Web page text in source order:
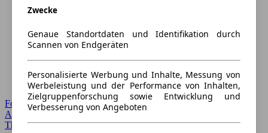
Forum Startseite
Alle Auto-Foren
Themen-Forum
Zwecke
Genaue Standortdaten und Identifikation durch
Scannen von Endgeräten
Personalisierte Werbung und Inhalte, Messung von
Werbeleistung und der Performance von Inhalten,
Zielgruppenforschung sowie Entwicklung und
Verbesserung von Angeboten